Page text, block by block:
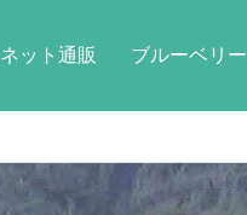
ネット通販 ブルーベリー